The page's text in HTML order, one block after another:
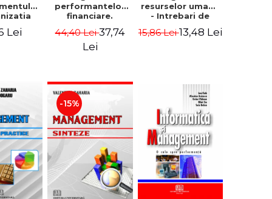
Lei
performantelor
financiare.
Modele.
Instrumente
44,40 Lei37,74
Lei
resurselor umane
- Intrebari de
grila
15,86 Lei13,48 Lei
-15%